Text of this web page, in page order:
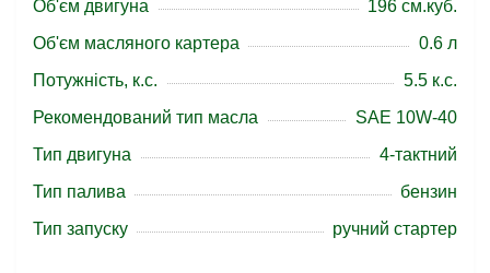
Об'єм двигуна
196 см.куб.
Об'єм масляного картера
0.6 л
Потужність, к.с.
5.5 к.с.
Рекомендований тип масла
SAE 10W-40
Тип двигуна
4-тактний
Тип палива
бензин
Тип запуску
ручний стартер